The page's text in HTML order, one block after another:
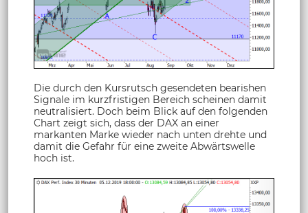
Die durch den Kursrutsch gesendeten bearishen
Signale im kurzfristigen Bereich scheinen damit
neutralisiert. Doch beim Blick auf den folgenden
Chart zeigt sich, dass der DAX an einer
markanten Marke wieder nach unten drehte und
damit die Gefahr für eine zweite Abwärtswelle
hoch ist.